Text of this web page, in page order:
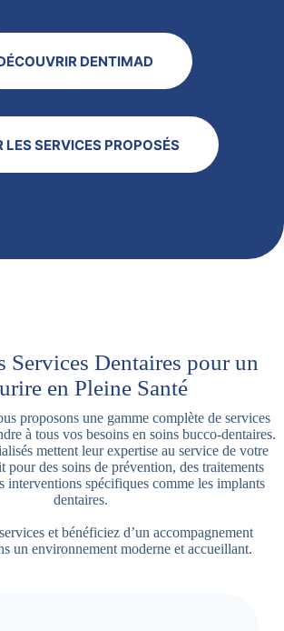
DENTIMAD
LES SERVICES PROPOSÉS
Services Dentaires pour un
en Pleine Santé
proposons une gamme complète de services
à tous vos besoins en soins bucco-dentaires.
mettent leur expertise au service de votre
pour des soins de prévention, des traitements
interventions spécifiques comme les implants
dentaires.
et bénéficiez d’un accompagnement
un environnement moderne et accueillant.